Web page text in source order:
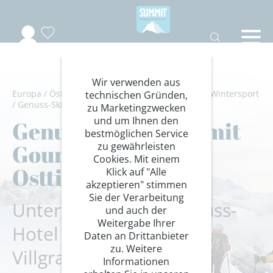
Europa / Österreich/Osttirol/Villgrater Berge
Wintersport
/ Genuss-Skitouren
Genuss-Skitouren mit
Gourmet-Hotel in
Osttirol
Unterbringung im Genuss-
Hotel Gannerhof im
Villgratental
Wir verwenden aus
technischen Gründen,
zu Marketingzwecken
und um Ihnen den
bestmöglichen Service
zu gewährleisten
Cookies. Mit einem
Klick auf "Alle
akzeptieren" stimmen
Sie der Verarbeitung
und auch der
Weitergabe Ihrer
Daten an Drittanbieter
zu. Weitere
Informationen